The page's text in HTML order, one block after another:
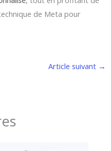
de Meta pour
Article suivant →